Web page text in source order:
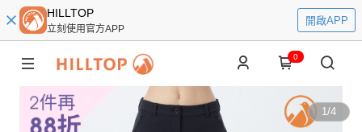
HILLTOP
立刻使用官方APP
開啟APP
0
1/4